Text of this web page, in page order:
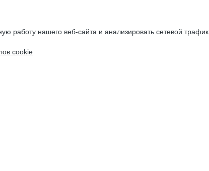
работу нашего веб-сайта и анализировать сетевой трафик.
cookie